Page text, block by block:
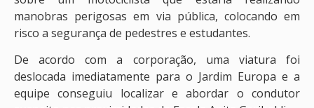
manobras perigosas em via pública, colocando em
risco a segurança de pedestres e estudantes.
De acordo com a corporação, uma viatura foi
deslocada imediatamente para o Jardim Europa e a
equipe conseguiu localizar e abordar o condutor